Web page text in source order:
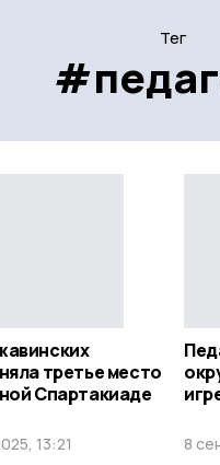
Тег
третье место
Спартакиаде
13:21 8